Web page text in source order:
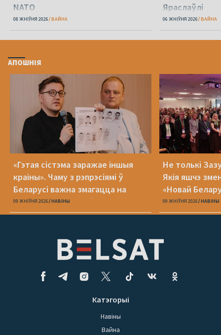
NATO
08 ЖНІЎНЯ 2026 ВАЙНА
Яраслаўлі
06 ЖНІЎНЯ 2026 ВАЙНА
АПОШНІЯ
«Гэтая сістэма заражае іншыя
краіны». Чаму з рэпрэсіямі ў
Беларусі важна змагацца на
міжнародным узроўні?
09 ЖНІЎНЯ 2026 НАВІНЫ
Не толькі
Якія яшчэ
«Новай
09 ЖНІЎНЯ 2026 НАВІНЫ
Катэгорыі
Навіны
Вайна